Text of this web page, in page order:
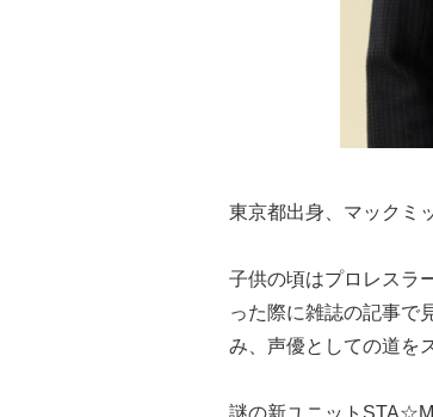
東京都出身、マックミ
子供の頃はプロレスラ
った際に雑誌の記事で
み、声優としての道を